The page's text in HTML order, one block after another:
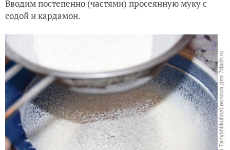
Вводим постепенно (частями) просеянную муку с
содой и кардамон.